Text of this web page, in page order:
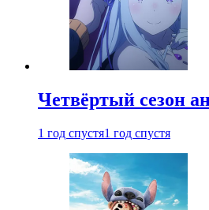
Четвёртый сезон
1 год спустя1 год спустя